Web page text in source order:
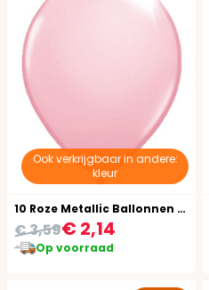
Ook verkrijgbaar in andere:
kleur
10 Roze Metallic Ballonnen 30cm
€ 2,14
€ 3,59
Op voorraad